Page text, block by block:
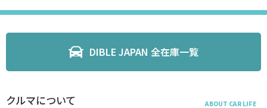
DIBLE JAPAN 全在庫一覧
クルマについて